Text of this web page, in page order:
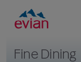
Fine Dining